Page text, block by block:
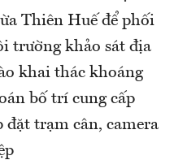
Thiên Huế để phối
trường khảo sát địa
khai thác khoáng
bố trí cung cấp
đặt trạm cân, camera